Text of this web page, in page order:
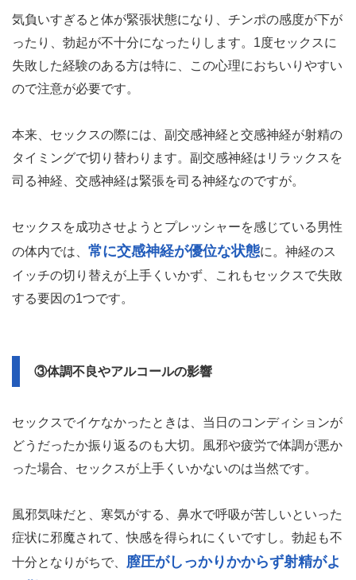
気負いすぎると体が緊張状態になり、チンポの感度が下が
ったり、勃起が不十分になったりします。1度セックスに
失敗した経験のある方は特に、この心理におちいりやすい
ので注意が必要です。
本来、セックスの際には、副交感神経と交感神経が射精の
タイミングで切り替わります。副交感神経はリラックスを
司る神経、交感神経は緊張を司る神経なのですが。
セックスを成功させようとプレッシャーを感じている男性
の体内では、 常に交感神経が優位な状態に。神経のス
イッチの切り替えが上手くいかず、これもセックスで失敗
する要因の1つです。
③体調不良やアルコールの影響
セックスでイケなかったときは、当日のコンディションが
どうだったか振り返るのも大切。風邪や疲労で体調が悪か
った場合、セックスが上手くいかないのは当然です。
風邪気味だと、寒気がする、鼻水で呼吸が苦しいといった
症状に邪魔されて、快感を得られにくいですし。勃起も不
十分となりがちで、 膣圧がしっかりかからず射精がよ